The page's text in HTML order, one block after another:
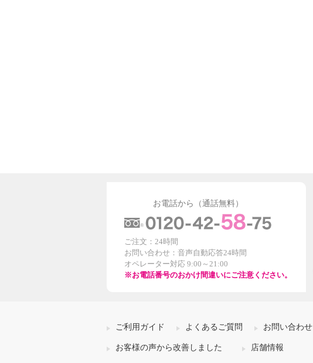
お電話から（通話無料）
ご注文：24時間
お問い合わせ：音声自動応答24時間
オペレーター対応 9:00～21:00
※お電話番号のおかけ間違いにご注意ください。
ご利用ガイド よくあるご質問 お問い合わせ
お客様の声から改善しました 店舗情報